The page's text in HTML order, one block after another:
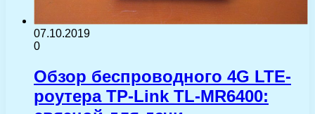
07.10.2019
0
Обзор беспроводного 4G LTE-
роутера TP-Link TL-MR6400: